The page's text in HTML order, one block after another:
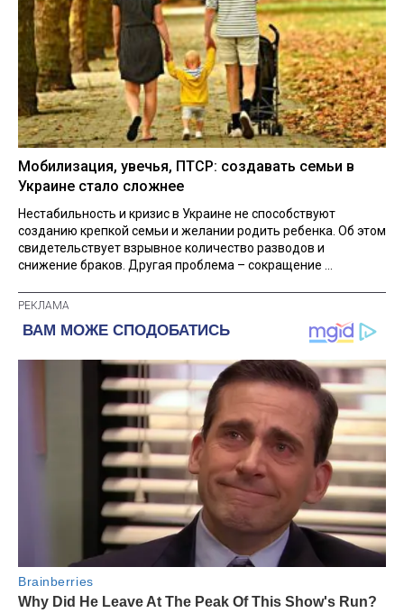
Мобилизация, увечья, ПТСР: создавать семьи в
Украине стало сложнее
Нестабильность и кризис в Украине не способствуют
созданию крепкой семьи и желании родить ребенка. Об этом
свидетельствует взрывное количество разводов и
снижение браков. Другая проблема – сокращение ...